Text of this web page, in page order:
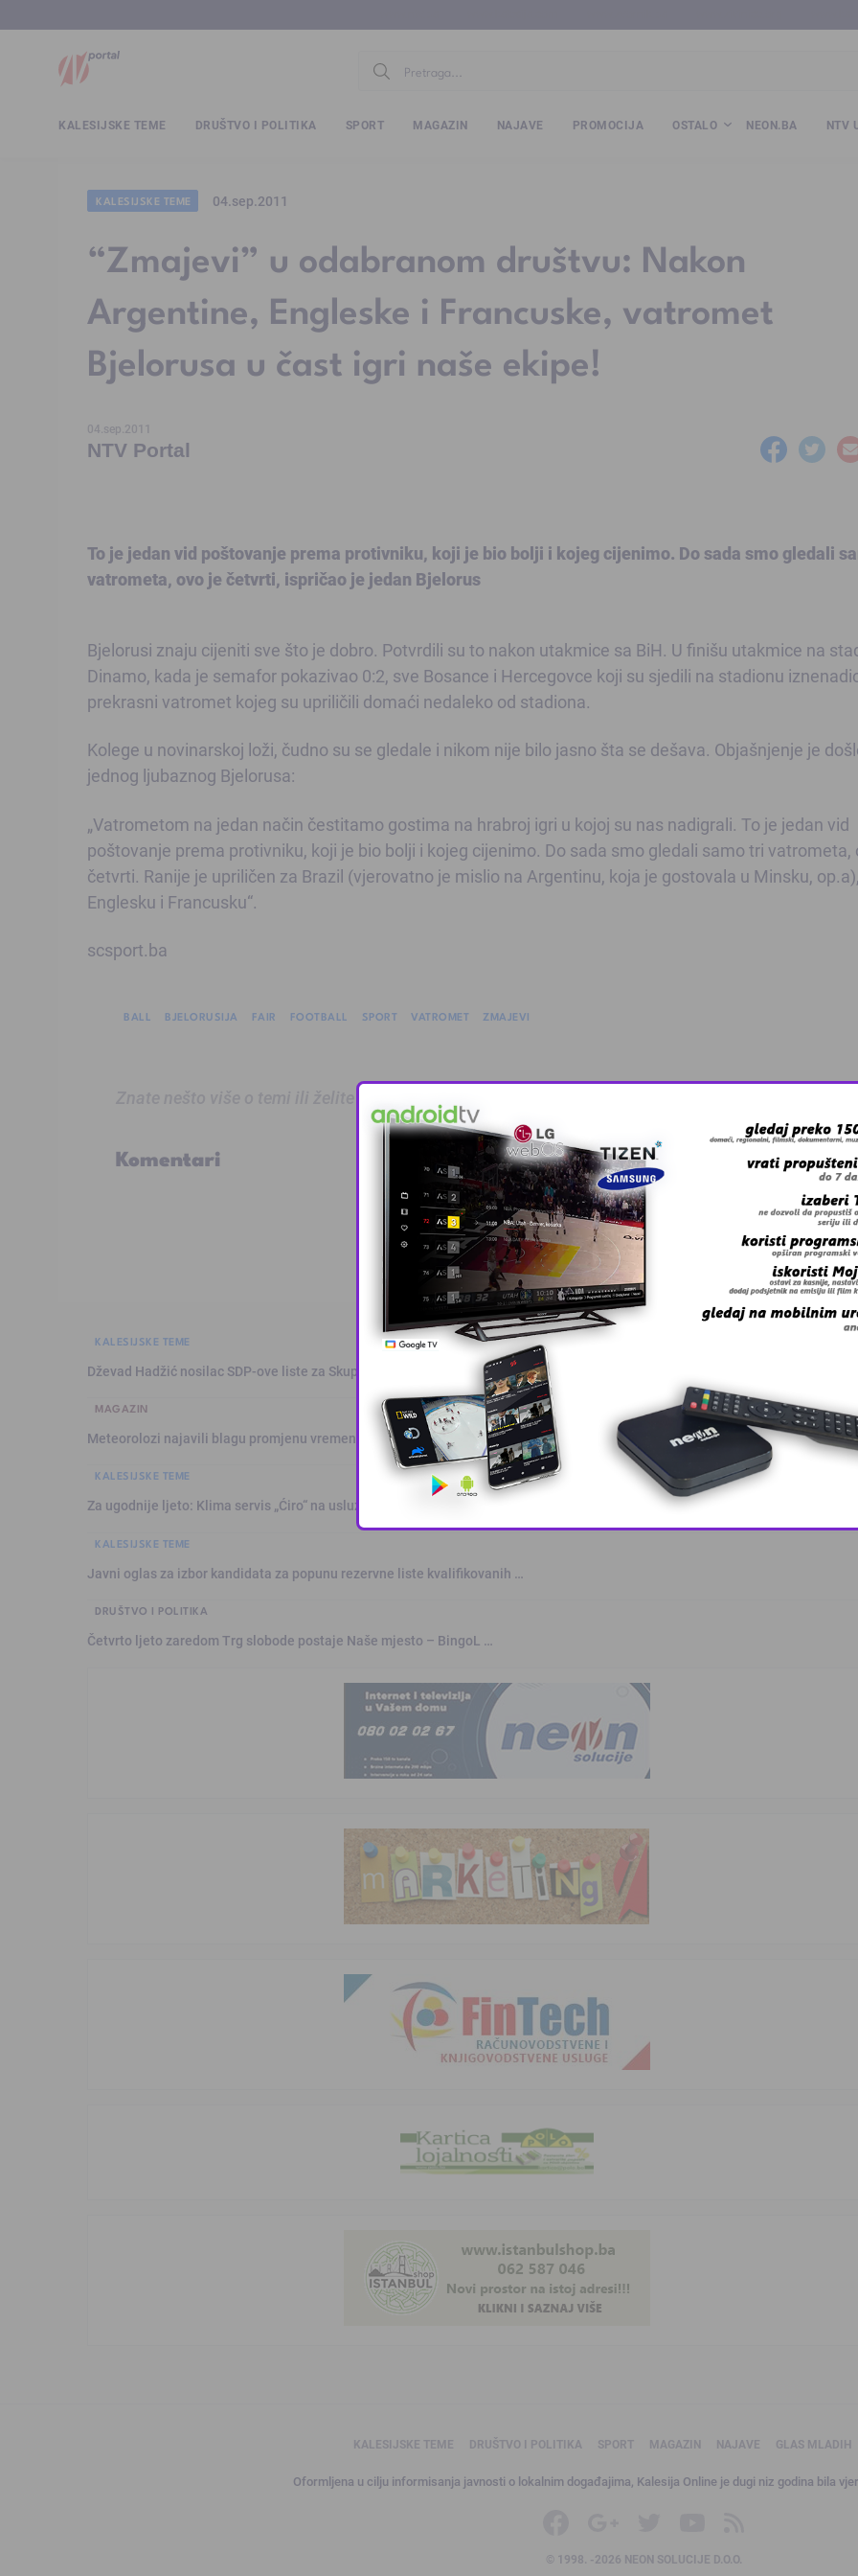
KALESIJSKE TEME DRUŠTVO I POLITIKA SPORT MAGAZIN NAJAVE PROMOCIJA OSTALO NEON.BA NTV
KALESIJSKE TEME 04.sep.2011
“Zmajevi” u odabranom društvu: Nakon
Argentine, Engleske i Francuske, vatromet
Bjelorusa u čast igri naše ekipe!
04.sep.2011
NTV Portal
To je jedan vid poštovanje prema protivniku, koji je bio bolji i kojeg cijenimo. Do sada smo gledali
vatrometa, ovo je četvrti, ispričao je jedan Bjelorus
Bjelorusi znaju cijeniti sve što je dobro. Potvrdili su to nakon utakmice sa BiH. U finišu utakmice na
Dinamo, kada je semafor pokazivao 0:2, sve Bosance i Hercegovce koji su sjedili na stadionu
prekrasni vatromet kojeg su upriličili domaći nedaleko od stadiona.
Kolege u novinarskoj loži, čudno su se gledale i nikom nije bilo jasno šta se dešava. Objašnjenje je
jednog ljubaznog Bjelorusa:
„Vatrometom na jedan način čestitamo gostima na hrabroj igri u kojoj su nas nadigrali. To je jedan vid
poštovanje prema protivniku, koji je bio bolji i kojeg cijenimo. Do sada smo gledali samo tri vatrometa,
četvrti. Ranije je upriličen za Brazil (vjerovatno je mislio na Argentinu, koja je gostovala u Minsku,
Englesku i Francusku“.
scsport.ba
BALL BJELORUSIJA FAIR FOOTBALL SPORT VATROMET ZMAJEVI
Komentari
KALESIJSKE TEME
Dževad Hadžić nosilac SDP-ove liste za Skupštinu Tuzlanskog kanton …
MAGAZIN
Meteorolozi najavili blagu promjenu vremena: Sutra pljuskovi i grmljav …
KALESIJSKE TEME
Za ugodnije ljeto: Klima servis „Ćiro“ na usluzi građanima
KALESIJSKE TEME
Javni oglas za izbor kandidata za popunu rezervne liste kvalifikovanih …
DRUŠTVO I POLITIKA
Četvrto ljeto zaredom Trg slobode postaje Naše mjesto – BingoL …
KALESIJSKE TEME DRUŠTVO I POLITIKA SPORT MAGAZIN NAJAVE GLAS MLADIH
Oformljena u cilju informisanja javnosti o lokalnim događajima, Kalesija Online je dugi niz godina bila
© 1998. -2026 NEON SOLUCIJE D.O.O.